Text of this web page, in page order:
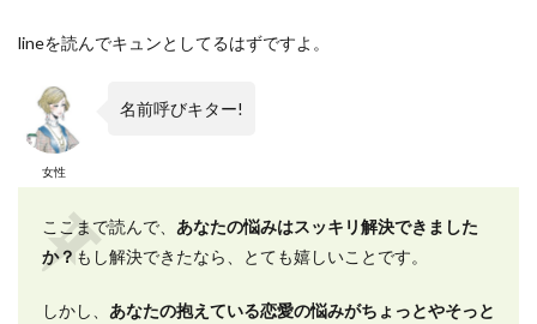
lineを読んでキュンとしてるはずですよ。
女性
名前呼びキター!
ここまで読んで、 あなたの悩みはスッキリ解決できました
か？ もし解決できたなら、とても嬉しいことです。
しかし、 あなたの抱えている恋愛の悩みがちょっとやそっと